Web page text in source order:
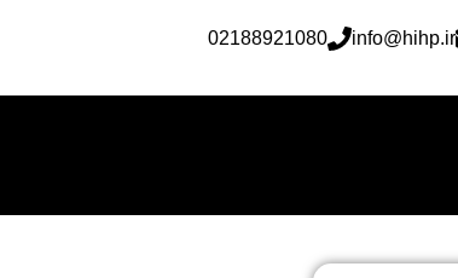
info@hihp.ir
02188921080